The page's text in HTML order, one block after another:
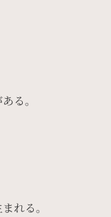
る。
れる。